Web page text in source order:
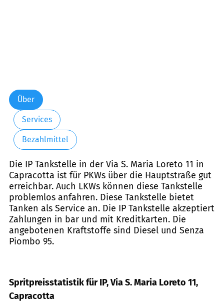
Über
Services
Bezahlmittel
Die IP Tankstelle in der Via S. Maria Loreto 11 in
Capracotta ist für PKWs über die Hauptstraße gut
erreichbar. Auch LKWs können diese Tankstelle
problemlos anfahren. Diese Tankstelle bietet
Tanken als Service an. Die IP Tankstelle akzeptiert
Zahlungen in bar und mit Kreditkarten. Die
angebotenen Kraftstoffe sind Diesel und Senza
Piombo 95.
Spritpreisstatistik für IP, Via S. Maria Loreto 11,
Capracotta